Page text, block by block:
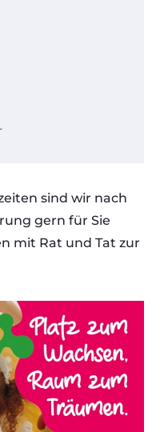
sind wir nach
gern für Sie
mit Rat und Tat zur